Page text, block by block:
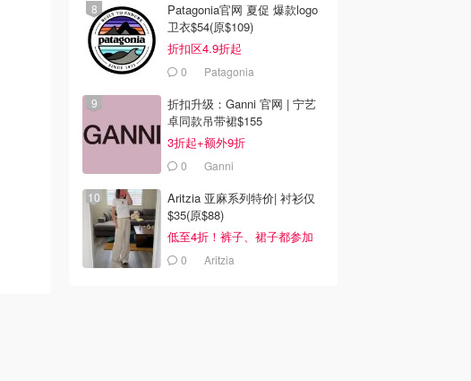
Patagonia官网 夏促 爆款logo
卫衣$54(原$109)
折扣区4.9折起
0 Patagonia
折扣升级：Ganni 官网 | 宁艺
卓同款吊带裙$155
3折起+额外9折
0 Ganni
Aritzia 亚麻系列特价| 衬衫仅
$35(原$88)
低至4折！裤子、裙子都参加
0 Aritzia